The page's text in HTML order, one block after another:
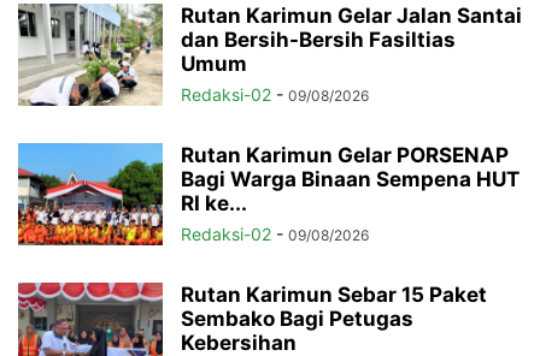
Rutan Karimun Gelar Jalan Santai
dan Bersih-Bersih Fasiltias
Umum
Redaksi-02 - 09/08/2026
Rutan Karimun Gelar PORSENAP
Bagi Warga Binaan Sempena HUT
RI ke...
Redaksi-02 - 09/08/2026
Rutan Karimun Sebar 15 Paket
Sembako Bagi Petugas
Kebersihan